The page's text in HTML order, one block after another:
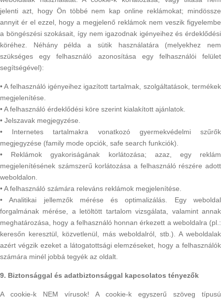
jelenti azt, hogy Ön többé nem kap online reklámokat; mindössze
annyit ér el ezzel, hogy a megjelenő reklámok nem veszik figyelembe
a böngészési szokásait, így nem igazodnak igényeihez és érdeklődési
köréhez. Néhány példa a sütik használatára (melyekhez nem
szükséges egy felhasználó azonosítása egy felhasználói felület
segítségével):
• A felhasználó igényeihez igazított tartalmak, szolgáltatások, termékek
megjelenítése.
• A felhasználó érdeklődési köre szerint kialakított ajánlatok.
• Jelszavak megjegyzése.
• Internetes tartalmakra vonatkozó gyermekvédelmi szűrők
megjegyzése (family mode opciók, safe search funkciók).
• Reklámok gyakoriságának korlátozása; azaz, egy reklám
megjelenítésének számszerű korlátozása a felhasználó részére adott
weboldalon.
• A felhasználó számára releváns reklámok megjelenítése.
• Analitikai jellemzők mérése és optimalizálás. Egy weboldal
forgalmának mérése, a letöltött tartalom vizsgálata, valamint annak
meghatározása, hogy a felhasználó honnan érkezett a weboldalra (pl.:
keresőn keresztül, közvetlenül, más weboldalról, stb.). A weboldalak
azért végzik ezeket a látogatottsági elemzéseket, hogy a felhasználók
számára minél jobbá tegyék az oldalt.
9. Biztonsággal és adatbiztonsággal kapcsolatos tényezők
A cookie-k NEM vírusok! A cookie-k egyszerű szöveg típusú